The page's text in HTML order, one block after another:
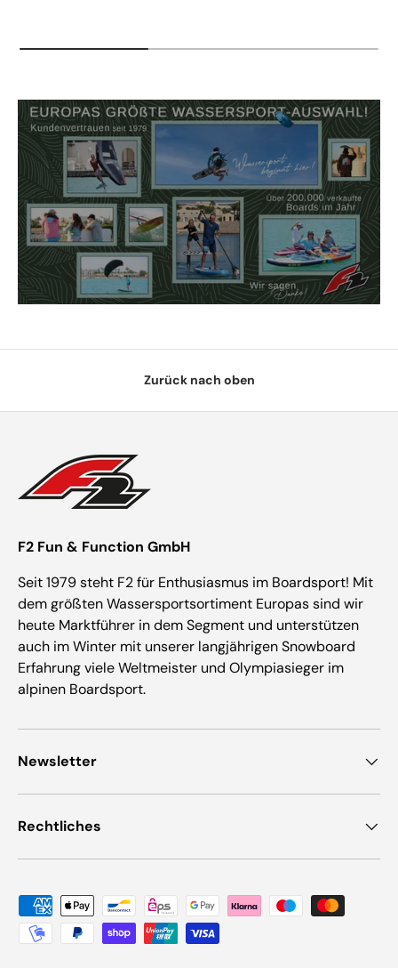
Zurück nach oben
F2 Fun & Function GmbH
Seit 1979 steht F2 für Enthusiasmus im Boardsport! Mit
dem größten Wassersportsortiment Europas sind wir
heute Marktführer in dem Segment und unterstützen
auch im Winter mit unserer langjährigen Snowboard
Erfahrung viele Weltmeister und Olympiasieger im
alpinen Boardsport.
Newsletter
Rechtliches
Zahlungsmethoden